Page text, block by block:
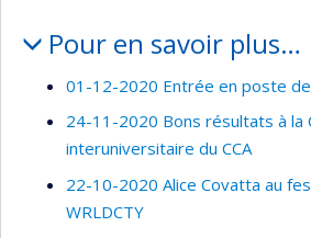
Pour en savoir plus…
01-12-2020 Entrée en poste
24-11-2020 Bons résultats à la
interuniversitaire du CCA
22-10-2020 Alice Covatta au
WRLDCTY